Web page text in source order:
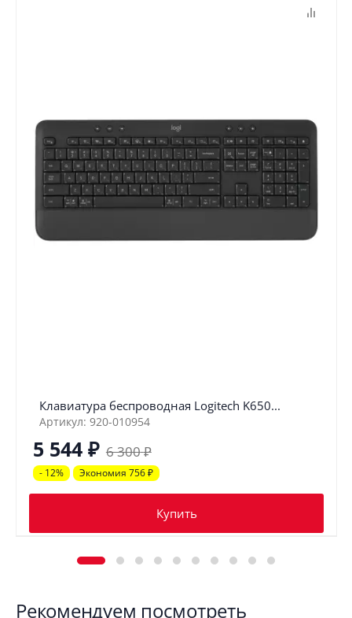
Клавиатура беспроводная Logitech K650...
Артикул: 920-010954
5 544 ₽ 6 300₽
- 12% Экономия 756₽
Купить
Рекомендуем посмотреть